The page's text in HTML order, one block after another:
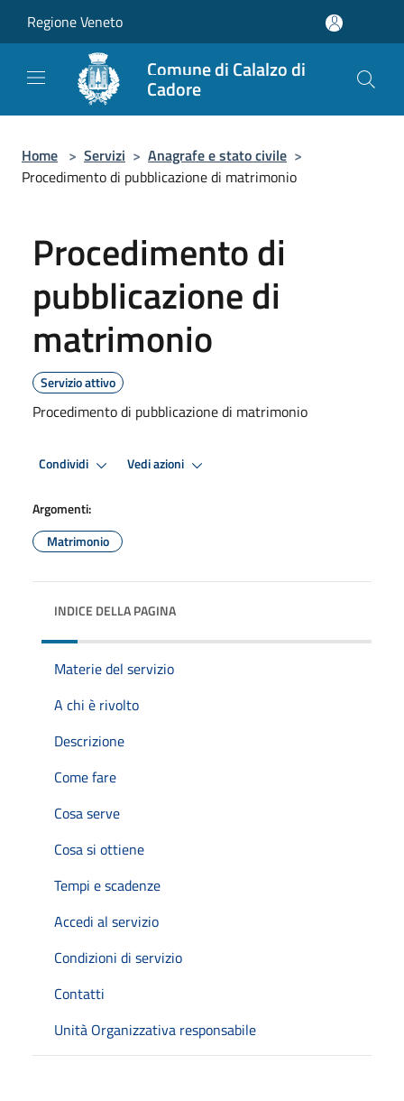
Regione Veneto
Comune di Calalzo di
Cadore
Home > Servizi > Anagrafe e stato civile >
Procedimento di pubblicazione di matrimonio
Procedimento di
pubblicazione di
matrimonio
Servizio attivo
Procedimento di pubblicazione di matrimonio
Condividi Vedi azioni
Argomenti:
Matrimonio
INDICE DELLA PAGINA
Materie del servizio
A chi è rivolto
Descrizione
Come fare
Cosa serve
Cosa si ottiene
Tempi e scadenze
Accedi al servizio
Condizioni di servizio
Contatti
Unità Organizzativa responsabile